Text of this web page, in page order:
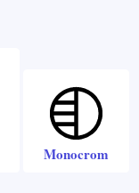
Monocrom